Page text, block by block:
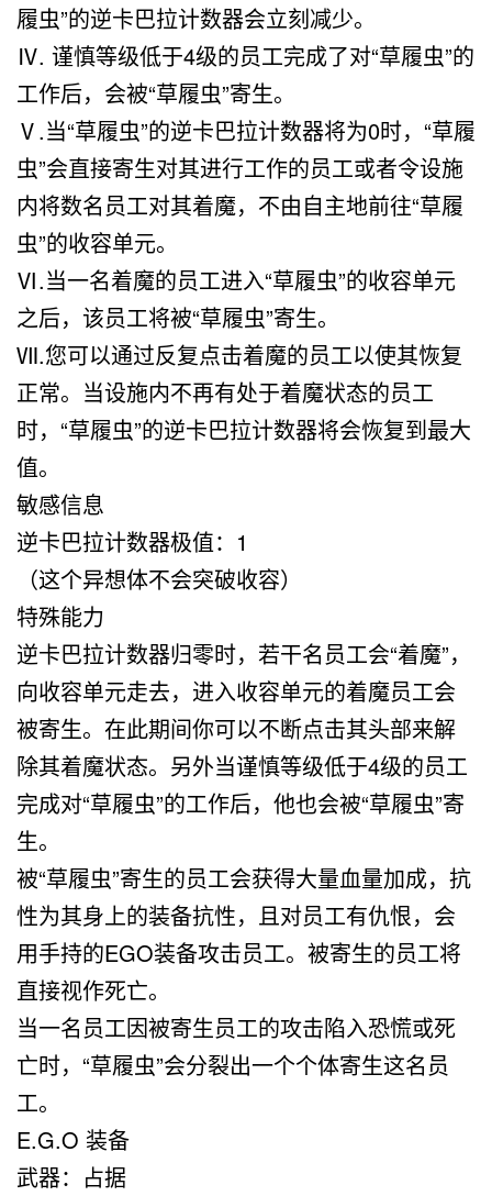
履虫”的逆卡巴拉计数器会立刻减少。
Ⅳ. 谨慎等级低于4级的员工完成了对“草履虫”的
工作后，会被“草履虫”寄生。
Ⅴ.当“草履虫”的逆卡巴拉计数器将为0时，“草履
虫”会直接寄生对其进行工作的员工或者令设施
内将数名员工对其着魔，不由自主地前往“草履
虫”的收容单元。
Ⅵ.当一名着魔的员工进入“草履虫”的收容单元
之后，该员工将被“草履虫”寄生。
Ⅶ.您可以通过反复点击着魔的员工以使其恢复
正常。当设施内不再有处于着魔状态的员工
时，“草履虫”的逆卡巴拉计数器将会恢复到最大
值。
敏感信息
逆卡巴拉计数器极值：1
（这个异想体不会突破收容）
特殊能力
逆卡巴拉计数器归零时，若干名员工会“着魔”，
向收容单元走去，进入收容单元的着魔员工会
被寄生。在此期间你可以不断点击其头部来解
除其着魔状态。另外当谨慎等级低于4级的员工
完成对“草履虫”的工作后，他也会被“草履虫”寄
生。
被“草履虫”寄生的员工会获得大量血量加成，抗
性为其身上的装备抗性，且对员工有仇恨，会
用手持的EGO装备攻击员工。被寄生的员工将
直接视作死亡。
当一名员工因被寄生员工的攻击陷入恐慌或死
亡时，“草履虫”会分裂出一个个体寄生这名员
工。
E.G.O 装备
武器：占据